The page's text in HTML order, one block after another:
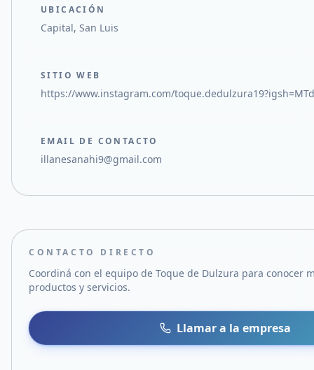
UBICACIÓN
Capital, San Luis
SITIO WEB
https://www.instagram.com/
EMAIL DE CONTACTO
illanesanahi9@gmail.com
CONTACTO DIRECTO
Coordiná con el equipo de Toque de Dulzura para conocer
productos y servicios.
Llamar a la empresa